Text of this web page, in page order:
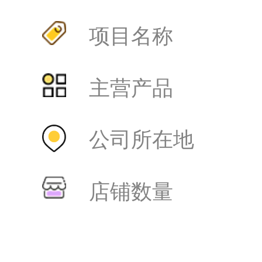
项目名称
主营产品
公司所在地
店铺数量